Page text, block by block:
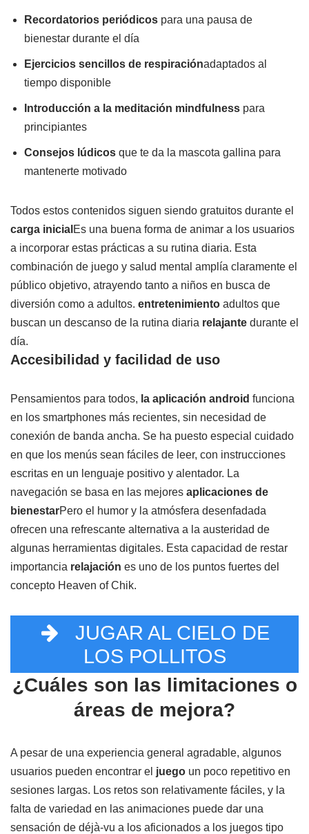
Recordatorios periódicos para una pausa de
bienestar durante el día
Ejercicios sencillos de respiraciónadaptados al
tiempo disponible
Introducción a la meditación mindfulness para
principiantes
Consejos lúdicos que te da la mascota gallina para
mantenerte motivado
Todos estos contenidos siguen siendo gratuitos durante el
carga inicial Es una buena forma de animar a los usuarios
a incorporar estas prácticas a su rutina diaria. Esta
combinación de juego y salud mental amplía claramente el
público objetivo, atrayendo tanto a niños en busca de
diversión como a adultos. entretenimiento adultos que
buscan un descanso de la rutina diaria relajante durante el
día.
Accesibilidad y facilidad de uso
Pensamientos para todos, la aplicación android funciona
en los smartphones más recientes, sin necesidad de
conexión de banda ancha. Se ha puesto especial cuidado
en que los menús sean fáciles de leer, con instrucciones
escritas en un lenguaje positivo y alentador. La
navegación se basa en las mejores aplicaciones de
bienestarPero el humor y la atmósfera desenfadada
ofrecen una refrescante alternativa a la austeridad de
algunas herramientas digitales. Esta capacidad de restar
importancia relajación es uno de los puntos fuertes del
concepto Heaven of Chik.
JUGAR AL CIELO DE
LOS POLLITOS
¿Cuáles son las limitaciones o
áreas de mejora?
A pesar de una experiencia general agradable, algunos
usuarios pueden encontrar el juego un poco repetitivo en
sesiones largas. Los retos son relativamente fáciles, y la
falta de variedad en las animaciones puede dar una
sensación de déjà-vu a los aficionados a los juegos tipo